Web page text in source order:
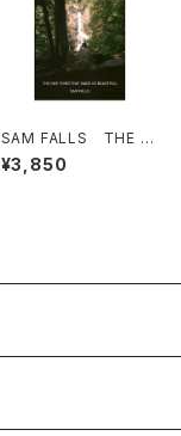
SAM FALLS THE O
NE THING THAT MA
DE US BEAUTIFUL
¥3,850